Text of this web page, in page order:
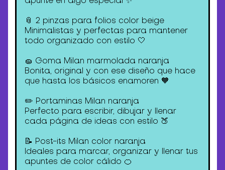
📎 2 pinzas para folios color beige
Minimalistas y perfectas para mantener
todo organizado con estilo 🤍
🧽 Goma Milan marmolada naranja
Bonita, original y con ese diseño que hace
que hasta los básicos enamoren 🧡
✏️ Portaminas Milan naranja
Perfecto para escribir, dibujar y llenar
cada página de ideas con estilo 🍑
📝 Post-its Milan color naranja
Ideales para marcar, organizar y llenar tus
apuntes de color cálido 🍊